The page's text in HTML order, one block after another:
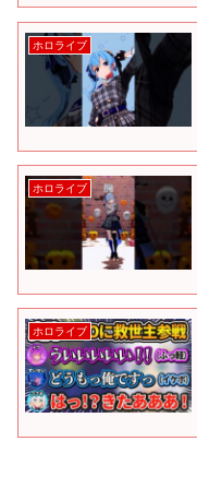
ホロライブ
ホロライブ
ホロライブ